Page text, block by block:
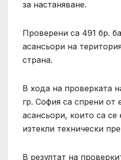
за настаняване.
Проверени са 491 бр.
асансьори на
страна.
В хода на проверката
гр. София са спрени от
асансьори, които са се
изтекли технически
В резултат на